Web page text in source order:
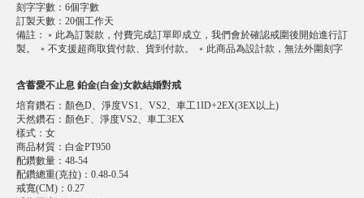
刻字字數 ： 6個字數
訂製天數 ： 20個工作天
備註 ： ﹡此為訂製款，付費完成訂單即成立，我們會於確認戒圍後開始進行訂
製。 ﹡不支援超商取貨付款、貨到付款。 ﹡此商品為設計款，無法外圍刻字
含蓄愛不止息 鉑金(白金)女款結婚對戒
培育鑽石 ： 顏色D、淨度VS1、VS2、車工1ID+2EX(3EX以上)
天然鑽石 ： 顏色F、淨度VS2、車工3EX
樣式 ： 女
商品材質 ： 白金PT950
配鑽數量 ： 48-54
配鑽總重(克拉) ： 0.48-0.54
戒寬(CM) ： 0.27